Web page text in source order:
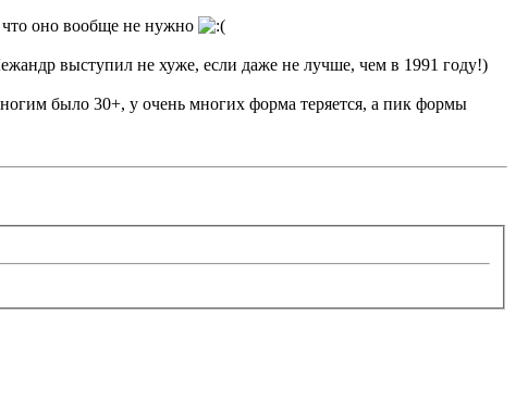
оно вообще не нужно
выступил не хуже, если даже не лучше, чем в 1991 году!)
было 30+, у очень многих форма теряется, а пик формы